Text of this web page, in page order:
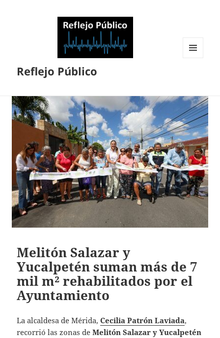
Reflejo Público
Melitón Salazar y
Yucalpetén suman más de 7
mil m² rehabilitados por el
Ayuntamiento
La alcaldesa de Mérida,Cecilia Patrón Laviada,
recorrió las zonas deMelitón Salazar y Yucalpetén